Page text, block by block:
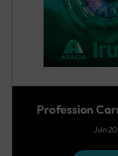
Profession
Juin